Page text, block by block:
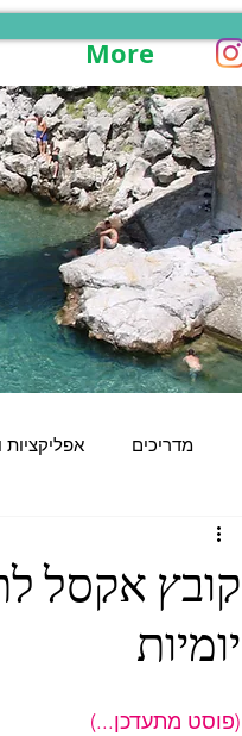
More
אפליקציות מדריכים
קובץ אקסל
יומיות
(פוסט מתעדכן...)